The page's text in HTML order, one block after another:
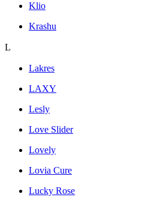
Klio
Krashu
L
Lakres
LAXY
Lesly
Love Slider
Lovely
Lovia Cure
Lucky Rose